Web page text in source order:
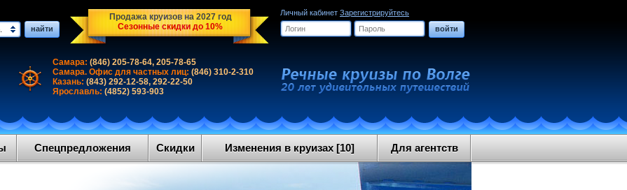
найти
Продажа круизов на 2027 год
Сезонные скидки до 10%
Личный кабинет Зарегистрируйтесь
войти
Самара: (846) 205-78-64, 205-78-65
Самара. Офис для частных лиц: (846) 310-2-310
Казань: (843) 292-12-58, 292-22-50
Ярославль: (4852) 593-903
Спецпредложения Скидки Изменения в круизах [10] Для агентств